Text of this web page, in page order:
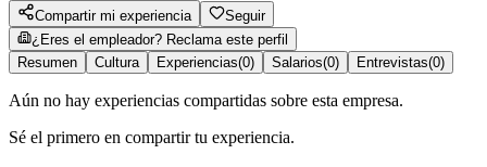
Compartir mi experiencia
Seguir
¿Eres el empleador? Reclama este perfil
Resumen
Cultura Experiencias(0) Salarios(0) Entrevistas(0)
Aún no hay experiencias compartidas sobre esta empresa.
Sé el primero en compartir tu experiencia.